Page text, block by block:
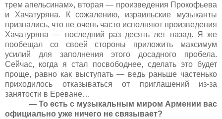
трем апельсинам», вторая — произведения Прокофьева
и Хачатуряна. К сожалению, израильские музыканты
признались, что не очень часто исполняют произведения
Хачатуряна — последний раз десять лет назад. Я же
пообещал со своей стороны приложить максимум
усилий для заполнения этого досадного пробела.
Сейчас, когда я стал посвободнее, сделать это будет
проще, равно как выступать — ведь раньше частенько
приходилось отказываться от приглашений из-за
занятости в Ереване…
— То есть с музыкальным миром Армении вас
официально уже ничего не связывает?